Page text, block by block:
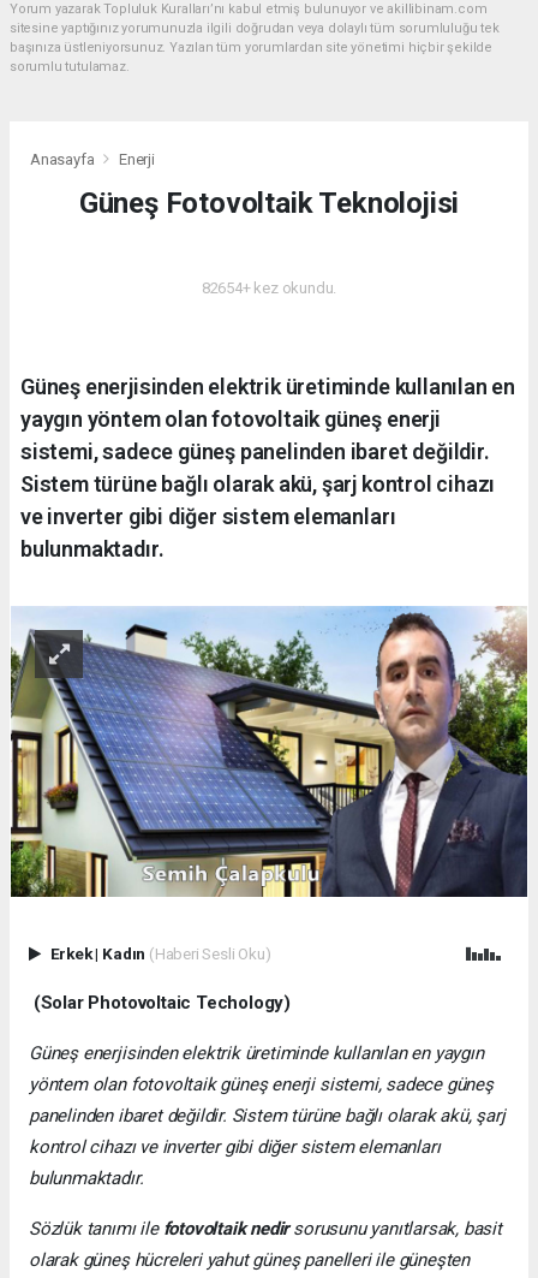
Yorum yazarak Topluluk Kuralları’nı kabul etmiş bulunuyor ve akillibinam.com
sitesine yaptığınız yorumunuzla ilgili doğrudan veya dolaylı tüm sorumluluğu tek
başınıza üstleniyorsunuz. Yazılan tüm yorumlardan site yönetimi hiçbir şekilde
sorumlu tutulamaz.
Anasayfa Enerji
Güneş Fotovoltaik Teknolojisi
82654+ kez okundu.
Güneş enerjisinden elektrik üretiminde kullanılan en
yaygın yöntem olan fotovoltaik güneş enerji
sistemi, sadece güneş panelinden ibaret değildir.
Sistem türüne bağlı olarak akü, şarj kontrol cihazı
ve inverter gibi diğer sistem elemanları
bulunmaktadır.
Erkek| Kadın (Haberi Sesli Oku)
(Solar Photovoltaic Techology)
Güneş enerjisinden elektrik üretiminde kullanılan en yaygın
yöntem olan fotovoltaik güneş enerji sistemi, sadece güneş
panelinden ibaret değildir. Sistem türüne bağlı olarak akü, şarj
kontrol cihazı ve inverter gibi diğer sistem elemanları
bulunmaktadır.
Sözlük tanımı ile fotovoltaik nedirsorusunu yanıtlarsak, basit
olarak güneş hücreleri yahut güneş panelleri ile güneşten